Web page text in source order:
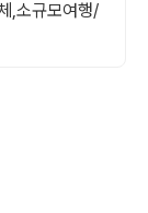
,소규모여행/